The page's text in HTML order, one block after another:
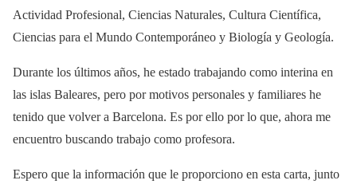
Actividad Profesional, Ciencias Naturales, Cultura Científica,
Ciencias para el Mundo Contemporáneo y Biología y Geología.
Durante los últimos años, he estado trabajando como interina en
las islas Baleares, pero por motivos personales y familiares he
tenido que volver a Barcelona. Es por ello por lo que, ahora me
encuentro buscando trabajo como profesora.
Espero que la información que le proporciono en esta carta, junto